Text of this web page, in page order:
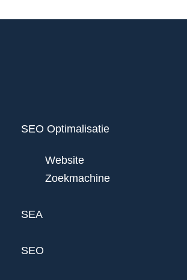
SEO Optimalisatie
Website
Zoekmachine
SEA
SEO